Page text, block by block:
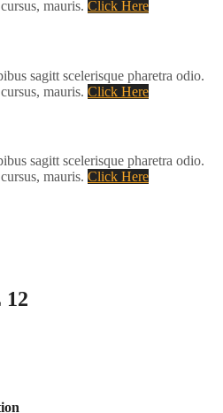
mauris. Click Here
sagitt scelerisque pharetra odio.
mauris. Click Here
sagitt scelerisque pharetra odio.
mauris. Click Here
12